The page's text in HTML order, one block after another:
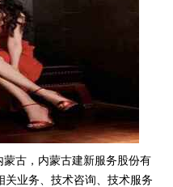
古，内蒙古建新服务股份有
关业务、技术咨询、技术服务